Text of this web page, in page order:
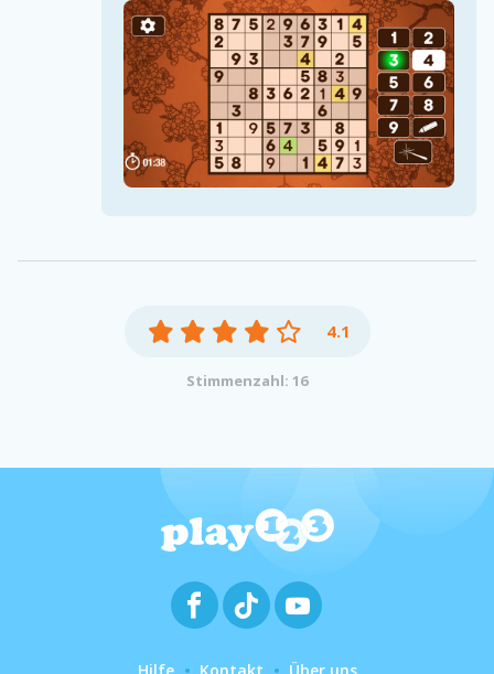
4.1
Stimmenzahl: 16